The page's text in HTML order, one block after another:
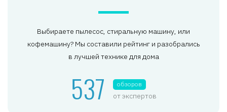
Выбираете пылесос, стиральную машину, или
кофемашину? Мы составили рейтинг и разобрались
в лучшей технике для дома
537 обзоров
от экспертов